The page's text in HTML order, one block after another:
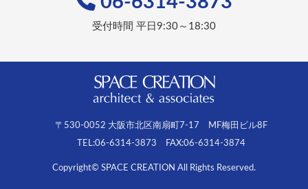
受付時間 平日9:30～18:30
〒530-0052 大阪市北区南扇町7-17 MF梅田ビル8F
TEL:06-6314-3873 FAX:06-6314-3874
Copyright© SPACE CREATION All Rights Reserved.